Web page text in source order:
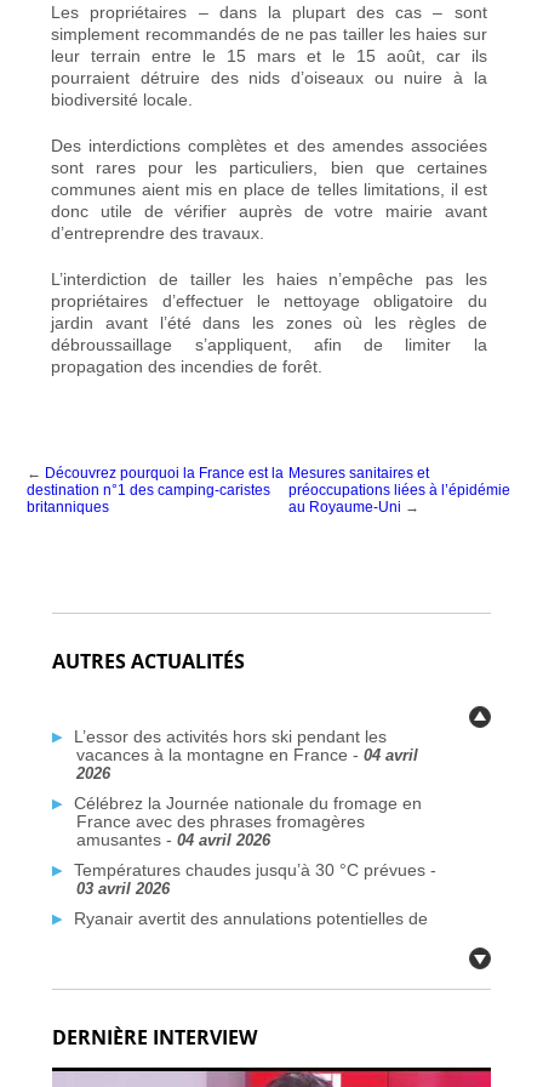
Les propriétaires – dans la plupart des cas – sont
simplement recommandés de ne pas tailler les haies sur
leur terrain entre le 15 mars et le 15 août, car ils
pourraient détruire des nids d’oiseaux ou nuire à la
biodiversité locale.
Des interdictions complètes et des amendes associées
sont rares pour les particuliers, bien que certaines
communes aient mis en place de telles limitations, il est
donc utile de vérifier auprès de votre mairie avant
d’entreprendre des travaux.
L’interdiction de tailler les haies n’empêche pas les
propriétaires d’effectuer le nettoyage obligatoire du
jardin avant l’été dans les zones où les règles de
débroussaillage s’appliquent, afin de limiter la
propagation des incendies de forêt.
← Découvrez pourquoi la France est la
destination n°1 des camping-caristes
britanniques
Mesures sanitaires et
préoccupations liées à l’épidémie
au Royaume-Uni →
AUTRES ACTUALITÉS
L’essor des activités hors ski pendant les
vacances à la montagne en France - 04 avril
2026
Célébrez la Journée nationale du fromage en
France avec des phrases fromagères
amusantes - 04 avril 2026
Températures chaudes jusqu’à 30 °C prévues -
03 avril 2026
Ryanair avertit des annulations potentielles de
Plus de traversées Dunkerque–Rosslare
Des communes françaises face à la crise de
Citoyens britanniques à double nationalité :
DERNIÈRE INTERVIEW